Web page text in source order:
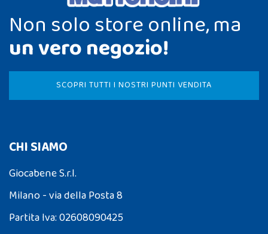
Non solo store online, ma
un vero negozio!
SCOPRI TUTTI I NOSTRI PUNTI VENDITA
CHI SIAMO
Giocabene S.r.l.
Milano - via della Posta 8
Partita Iva: 02608090425